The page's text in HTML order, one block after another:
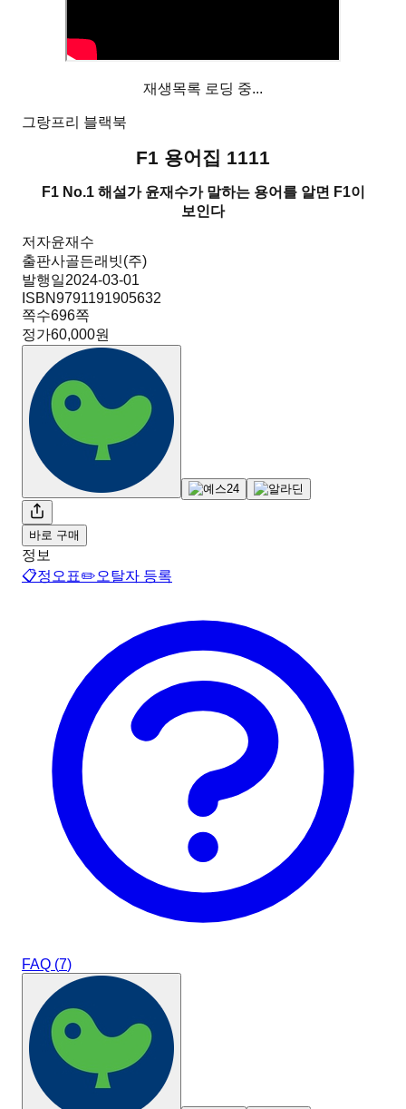
재생목록 로딩 중...
그랑프리 블랙북
F1 용어집 1111
F1 No.1 해설가 윤재수가 말하는 용어를 알면 F1이
보인다
저자윤재수
출판사골든래빗(주)
발행일2024-03-01
ISBN9791191905632
쪽수696쪽
정가60,000원
바로 구매
정보
📋정오표✏️오탈자 등록
FAQ (7)